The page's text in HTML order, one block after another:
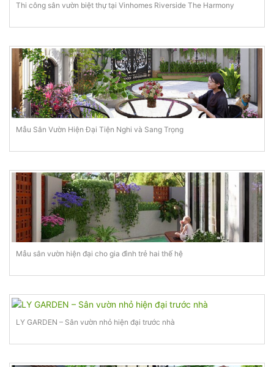
Thi công sân vườn biệt thự tại Vinhomes Riverside The Harmony
Mẫu Sân Vườn Hiện Đại Tiện Nghi và Sang Trọng
Mẫu sân vườn hiện đại cho gia đình trẻ hai thế hệ
LY GARDEN – Sân vườn nhỏ hiện đại trước nhà